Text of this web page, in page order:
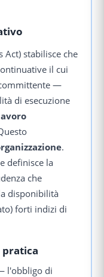
Act) stabilisce che
il cui
—
di esecuzione
.
definisce la
che
disponibilità
forti indizi di
pratica
l'obbligo di